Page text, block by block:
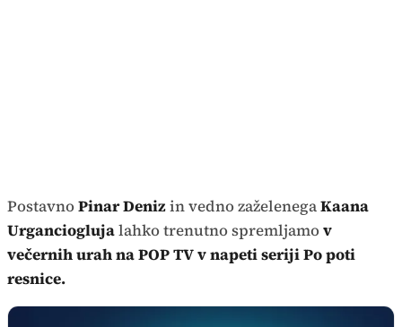
PostavnoPinar Denizin vedno zaželenegaKaana
Urgancioglujalahko trenutno spremljamov
večernih urah na POP TV v napeti seriji Po poti
resnice.